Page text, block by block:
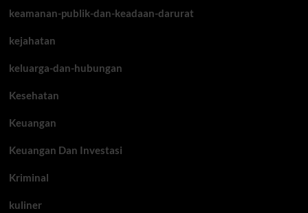
keamanan-publik-dan-keadaan-darurat
kejahatan
keluarga-dan-hubungan
Kesehatan
Keuangan
Keuangan Dan Investasi
Kriminal
kuliner